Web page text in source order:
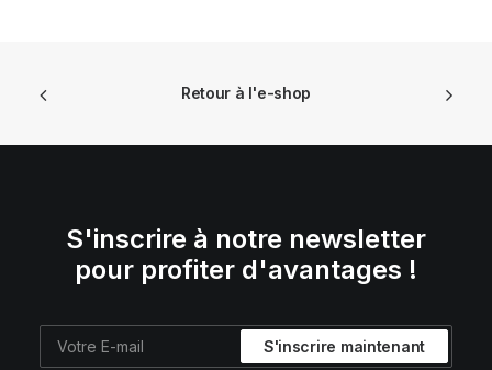
Retour à l'e-shop
S'inscrire à notre newsletter
pour profiter d'avantages !